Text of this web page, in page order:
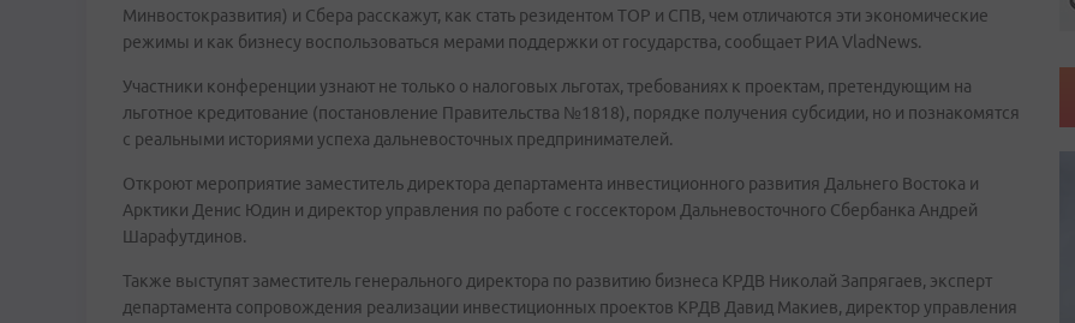
Минвостокразвития) и Сбера расскажут, как стать резидентом ТОР и СПВ, чем отличаются эти экономические
режимы и как бизнесу воспользоваться мерами поддержки от государства, сообщает РИА VladNews.
Участники конференции узнают не только о налоговых льготах, требованиях к проектам, претендующим на
льготное кредитование (постановление Правительства №1818), порядке получения субсидии, но и познакомятся
с реальными историями успеха дальневосточных предпринимателей.
Откроют мероприятие заместитель директора департамента инвестиционного развития Дальнего Востока и
Арктики Денис Юдин и директор управления по работе с госсектором Дальневосточного Сбербанка Андрей
Шарафутдинов.
Также выступят заместитель генерального директора по развитию бизнеса КРДВ Николай Запрягаев, эксперт
департамента сопровождения реализации инвестиционных проектов КРДВ Давид Макиев, директор управления